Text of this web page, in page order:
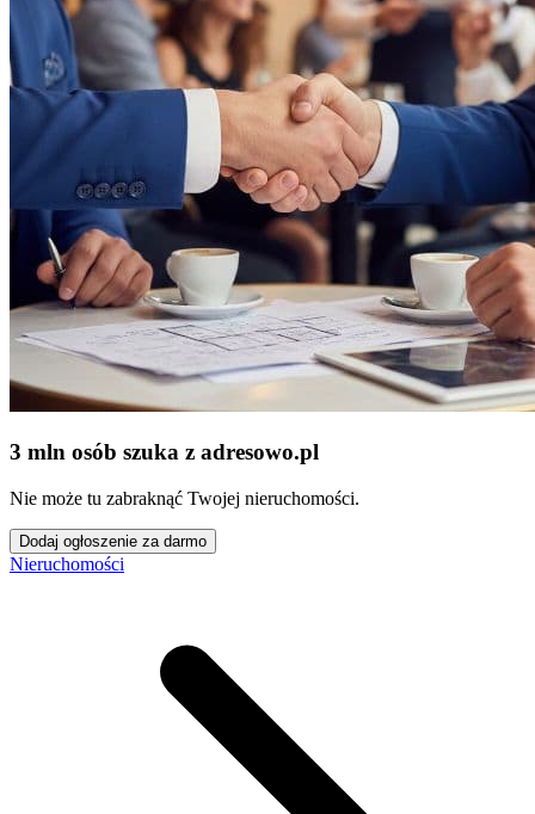
3 mln osób szuka z adresowo.pl
Nie może tu zabraknąć Twojej nieruchomości.
Dodaj ogłoszenie za darmo
Nieruchomości